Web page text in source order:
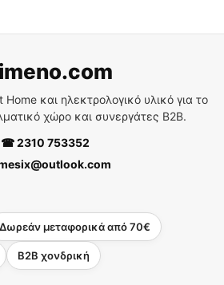
και ηλεκτρολογικό υλικό για το
χώρο και συνεργάτες B2B.
☎ 2310 753352
Δωρεάν μεταφορικά από 70€
B2B χονδρική